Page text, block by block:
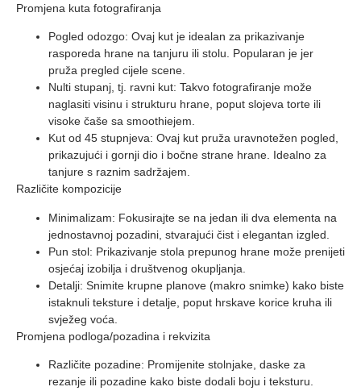
Promjena kuta fotografiranja
Pogled odozgo: Ovaj kut je idealan za prikazivanje
rasporeda hrane na tanjuru ili stolu. Popularan je jer
pruža pregled cijele scene.
Nulti stupanj, tj. ravni kut: Takvo fotografiranje može
naglasiti visinu i strukturu hrane, poput slojeva torte ili
visoke čaše sa smoothiejem.
Kut od 45 stupnjeva: Ovaj kut pruža uravnotežen pogled,
prikazujući i gornji dio i bočne strane hrane. Idealno za
tanjure s raznim sadržajem.
Različite kompozicije
Minimalizam: Fokusirajte se na jedan ili dva elementa na
jednostavnoj pozadini, stvarajući čist i elegantan izgled.
Pun stol: Prikazivanje stola prepunog hrane može prenijeti
osjećaj izobilja i društvenog okupljanja.
Detalji: Snimite krupne planove (makro snimke) kako biste
istaknuli teksture i detalje, poput hrskave korice kruha ili
svježeg voća.
Promjena podloga/pozadina i rekvizita
Različite pozadine: Promijenite stolnjake, daske za
rezanje ili pozadine kako biste dodali boju i teksturu.